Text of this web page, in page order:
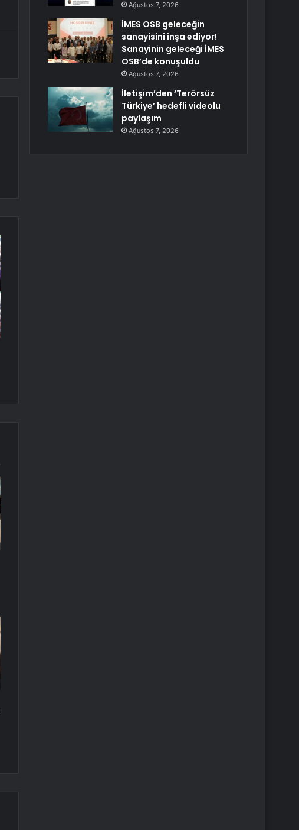
Ağustos 7, 2026
İMES OSB geleceğin
sanayisini inşa ediyor!
Sanayinin geleceği İMES
OSB’de konuşuldu
Ağustos 7, 2026
İletişim’den ‘Terörsüz
Türkiye’ hedefli videolu
paylaşım
Ağustos 7, 2026